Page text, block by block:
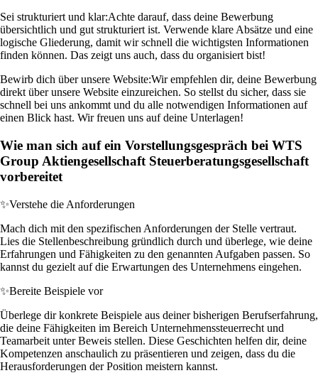
Sei strukturiert und klar:Achte darauf, dass deine Bewerbung
übersichtlich und gut strukturiert ist. Verwende klare Absätze und eine
logische Gliederung, damit wir schnell die wichtigsten Informationen
finden können. Das zeigt uns auch, dass du organisiert bist!
Bewirb dich über unsere Website:Wir empfehlen dir, deine Bewerbung
direkt über unsere Website einzureichen. So stellst du sicher, dass sie
schnell bei uns ankommt und du alle notwendigen Informationen auf
einen Blick hast. Wir freuen uns auf deine Unterlagen!
Wie man sich auf ein Vorstellungsgespräch bei WTS
Group Aktiengesellschaft Steuerberatungsgesellschaft
vorbereitet
✨Verstehe die Anforderungen
Mach dich mit den spezifischen Anforderungen der Stelle vertraut.
Lies die Stellenbeschreibung gründlich durch und überlege, wie deine
Erfahrungen und Fähigkeiten zu den genannten Aufgaben passen. So
kannst du gezielt auf die Erwartungen des Unternehmens eingehen.
✨Bereite Beispiele vor
Überlege dir konkrete Beispiele aus deiner bisherigen Berufserfahrung,
die deine Fähigkeiten im Bereich Unternehmenssteuerrecht und
Teamarbeit unter Beweis stellen. Diese Geschichten helfen dir, deine
Kompetenzen anschaulich zu präsentieren und zeigen, dass du die
Herausforderungen der Position meistern kannst.